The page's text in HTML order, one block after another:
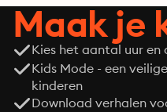
Maak je
Kies het aantal uur
Kids Mode - een
kinderen
Download verhalen